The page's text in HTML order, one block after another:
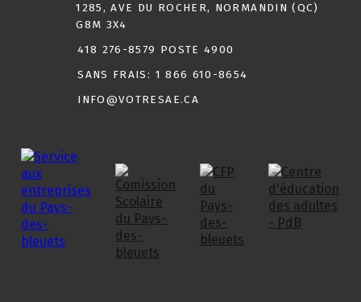
1285, AVE DU ROCHER, NORMANDIN (QC)
G8M 3X4
418 276-8579 POSTE 4900
SANS FRAIS: 1 866 610-8654
INFO@VOTRESAE.CA